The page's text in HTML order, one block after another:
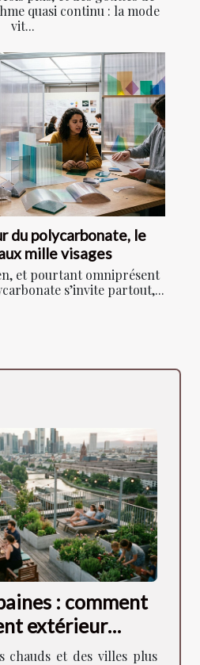
quasi continu : la mode
vit...
du polycarbonate, le
mille visages
et pourtant omniprésent
s’invite partout,...
: comment
extérieur
en ville
chauds et des villes plus